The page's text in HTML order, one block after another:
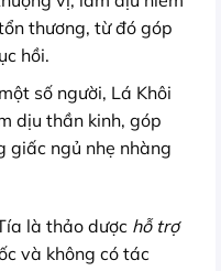
thương, từ đó góp
hồi.
số người, Lá Khôi
dịu thần kinh, góp
giấc ngủ nhẹ nhàng
là thảo dược hỗ trợ
và không có tác